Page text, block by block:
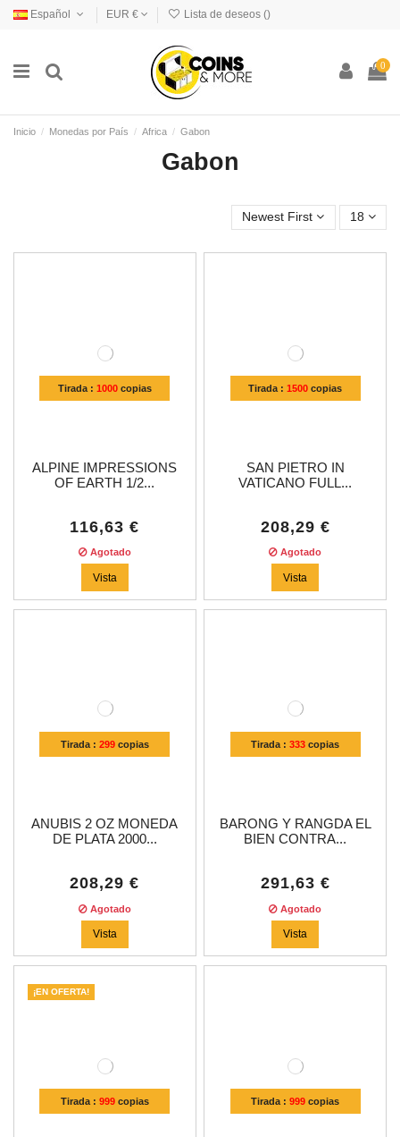
Español EUR € Lista de deseos ()
0
Inicio Monedas por País Africa Gabon
Gabon
Newest First 18
Tirada : 1000copias
ALPINE IMPRESSIONS
OF EARTH 1/2...
116,63 €
Agotado
Vista
Tirada :1500 copias
SAN PIETRO IN
VATICANO FULL...
208,29 €
Agotado
Vista
Tirada : 299copias
ANUBIS 2 OZ MONEDA
DE PLATA 2000...
208,29 €
Agotado
Vista
Tirada :333 copias
BARONG Y RANGDA EL
BIEN CONTRA...
291,63 €
Agotado
Vista
Tirada : 999copias
¡EN OFERTA!
Tirada :999 copias